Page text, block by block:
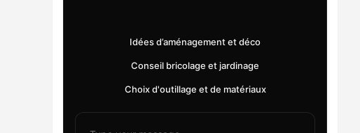
Idées d’aménagement et déco
Conseil bricolage et jardinage
Choix d'outillage et de matériaux